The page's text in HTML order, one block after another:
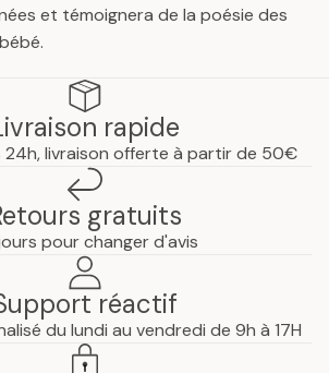
et témoignera de la poésie des
rapide
24h, livraison offerte à partir de 50€
gratuits
pour changer d'avis
réactif
du lundi au vendredi de 9h à 17H